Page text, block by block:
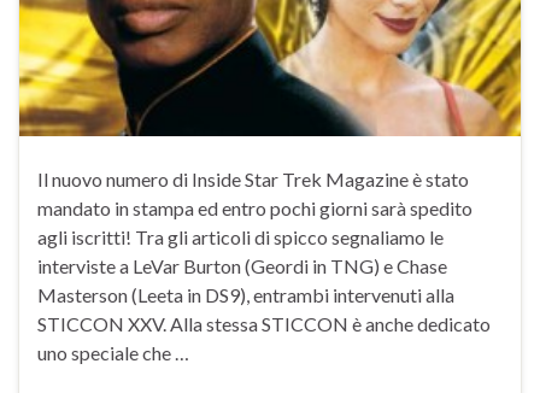
Il nuovo numero di Inside Star Trek Magazine è stato
mandato in stampa ed entro pochi giorni sarà spedito
agli iscritti! Tra gli articoli di spicco segnaliamo le
interviste a LeVar Burton (Geordi in TNG) e Chase
Masterson (Leeta in DS9), entrambi intervenuti alla
STICCON XXV. Alla stessa STICCON è anche dedicato
uno speciale che …